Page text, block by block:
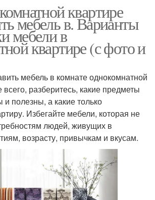
квартире
мебель в. Варианты
мебели в
квартире (с фото и
мебель в комнате однокомнатной
разберитесь, какие предметы
и полезны, а какие только
Избегайте мебели, которая не
людей, живущих в
возрасту, привычкам и вкусам.